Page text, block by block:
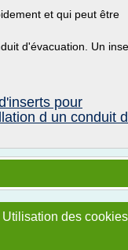
et qui peut être
d'évacuation. Un
pour
d un conduit
Utilisation des cookies